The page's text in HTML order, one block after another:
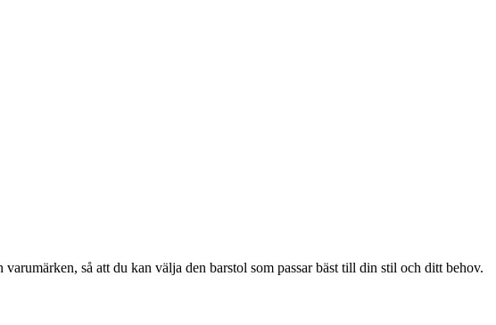
så att du kan välja den barstol som passar bäst till din stil och ditt behov.